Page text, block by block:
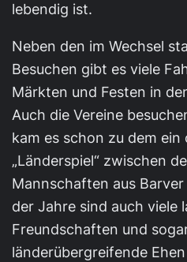
lebendig ist.
Neben den im Wechsel
Besuchen gibt es viele
Märkten und Festen in
Auch die Vereine
kam es schon zu dem ein
„Länderspiel“ zwischen
Mannschaften aus
der Jahre sind auch viele
Freundschaften und
länderübergreifende